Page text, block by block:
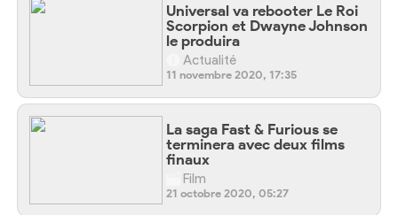
Universal va rebooter Le Roi
Scorpion et Dwayne Johnson
le produira
Actualité
11 novembre 2020, 17:35
La saga Fast & Furious se
terminera avec deux films
finaux
Film
21 octobre 2020, 05:27